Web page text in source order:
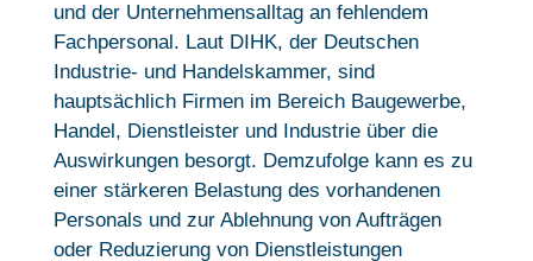
und der Unternehmensalltag an fehlendem
Fachpersonal. Laut DIHK, der Deutschen
Industrie- und Handelskammer, sind
hauptsächlich Firmen im Bereich Baugewerbe,
Handel, Dienstleister und Industrie über die
Auswirkungen besorgt. Demzufolge kann es zu
einer stärkeren Belastung des vorhandenen
Personals und zur Ablehnung von Aufträgen
oder Reduzierung von Dienstleistungen